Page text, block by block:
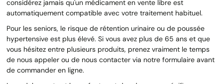
considérez jamais qu'un médicament en vente libre est
automatiquement compatible avec votre traitement habituel.
Pour les seniors, le risque de rétention urinaire ou de poussée
hypertensive est plus élevé. Si vous avez plus de 65 ans et que
vous hésitez entre plusieurs produits, prenez vraiment le temps
de nous appeler ou de nous contacter via notre formulaire avant
de commander en ligne.